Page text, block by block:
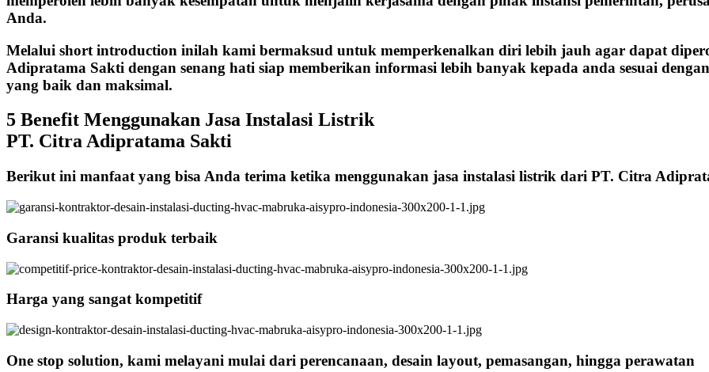
Anda.
Melalui short introduction inilah kami bermaksud untuk memperkenalkan diri lebih jauh agar dapat
Adipratama Sakti dengan senang hati siap memberikan informasi lebih banyak kepada anda sesuai
yang baik dan maksimal.
5 Benefit Menggunakan Jasa Instalasi Listrik
PT. Citra Adipratama Sakti
Berikut ini manfaat yang bisa Anda terima ketika menggunakan jasa instalasi listrik dari PT. Citra
Garansi kualitas produk terbaik
Harga yang sangat kompetitif
One stop solution, kami melayani mulai dari perencanaan, desain layout, pemasangan, hingga perawatan